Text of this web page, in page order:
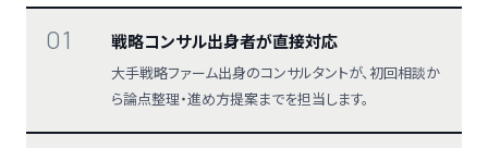
01 戦略コンサル出身者が直接対応
大手戦略ファーム出身のコンサルタントが、初回相談か
ら論点整理・進め方提案までを担当します。